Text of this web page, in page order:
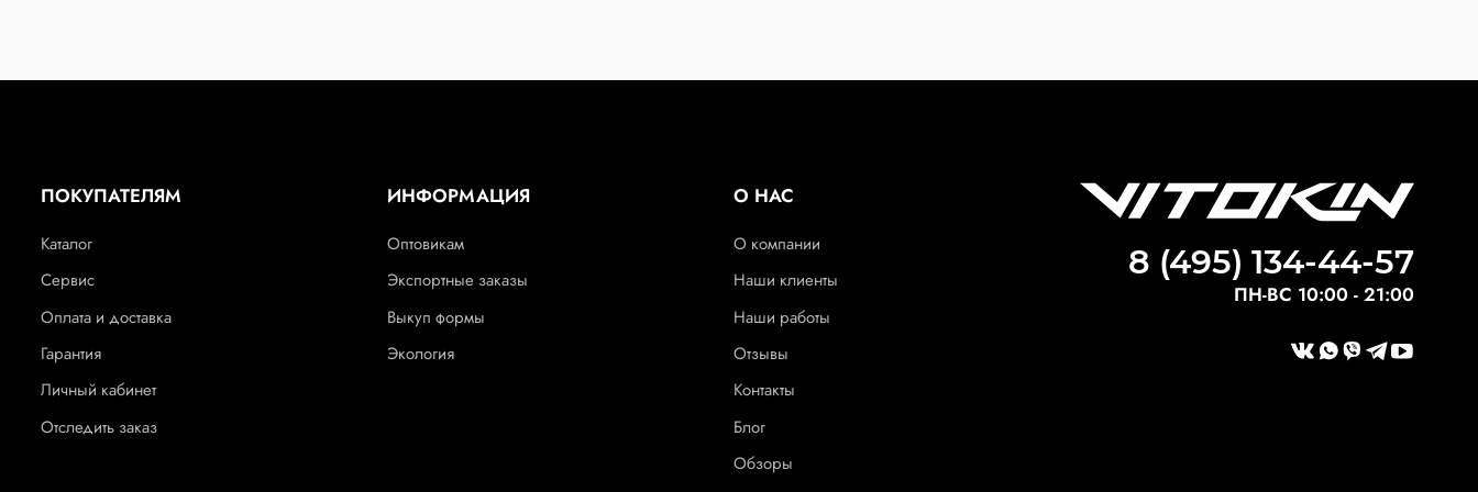
ПОКУПАТЕЛЯМ
Каталог
Сервис
Оплата и доставка
Гарантия
Личный кабинет
Отследить заказ
ИНФОРМАЦИЯ
Оптовикам
Экспортные заказы
Выкуп формы
Экология
О НАС
О компании
Наши клиенты
Наши работы
Отзывы
Контакты
Блог
Обзоры
8 (495) 134-44-57
ПН-ВС 10:00 - 21:00